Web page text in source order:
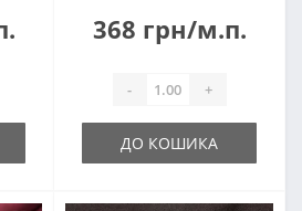
368 грн/м.п.
- +
ДО КОШИКА